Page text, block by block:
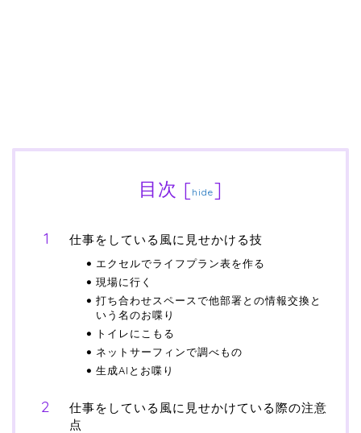
目次 [hide]
仕事をしている風に見せかける技
エクセルでライフプラン表を作る
現場に行く
打ち合わせスペースで他部署との情報交換と
いう名のお喋り
トイレにこもる
ネットサーフィンで調べもの
生成AIとお喋り
仕事をしている風に見せかけている際の注意
点